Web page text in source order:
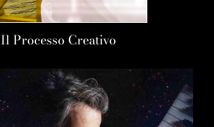
Il Processo Creativo